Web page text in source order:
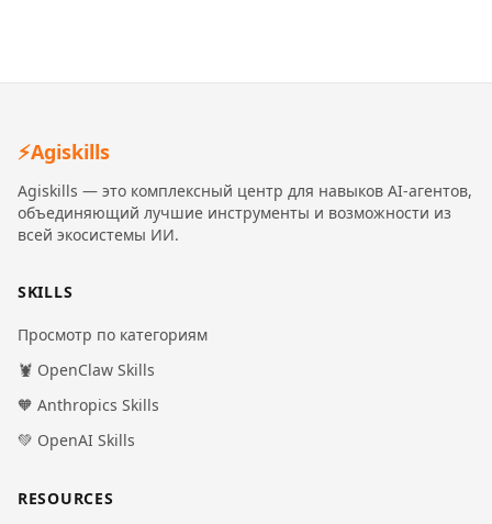
⚡Agiskills
Agiskills — это комплексный центр для навыков AI-агентов,
объединяющий лучшие инструменты и возможности из
всей экосистемы ИИ.
SKILLS
Просмотр по категориям
🦞 OpenClaw Skills
🧡 Anthropics Skills
💚 OpenAI Skills
RESOURCES